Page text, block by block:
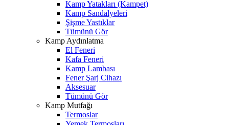
Kamp Yatakları (Kampet)
Kamp Sandalyeleri
Şişme Yastıklar
Tümünü Gör
Kamp Aydınlatma
El Feneri
Kafa Feneri
Kamp Lambası
Fener Şarj Cihazı
Aksesuar
Tümünü Gör
Kamp Mutfağı
Termoslar